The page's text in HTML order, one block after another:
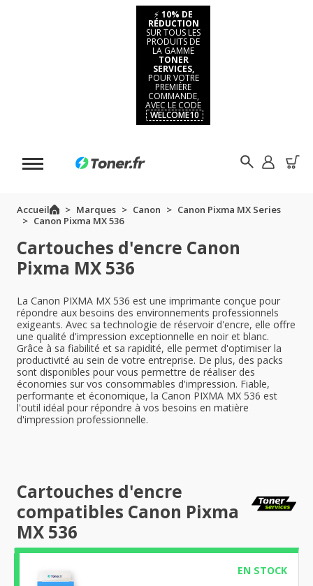
⚡ 10% DE
RÉDUCTION
SUR TOUS LES
PRODUITS DE
LA GAMME
TONER
SERVICES,
POUR VOTRE
PREMIÈRE
COMMANDE,
AVEC LE CODE
WELCOME10
Accueil Marques Canon
Canon Pixma MX Series
Canon Pixma MX 536
Cartouches d'encre Canon
Pixma MX 536
La Canon PIXMA MX 536 est une imprimante conçue pour
répondre aux besoins des environnements professionnels
exigeants. Avec sa technologie de réservoir d'encre, elle offre
une qualité d'impression exceptionnelle en noir et blanc.
Grâce à sa fiabilité et sa rapidité, elle permet d'optimiser la
productivité au sein de votre entreprise. De plus, des packs
sont disponibles pour vous permettre de réaliser des
économies sur vos consommables d'impression. Fiable,
performante et économique, la Canon PIXMA MX 536 est
l'outil idéal pour répondre à vos besoins en matière
d'impression professionnelle.
Cartouches d'encre
compatibles Canon Pixma
MX 536
EN STOCK